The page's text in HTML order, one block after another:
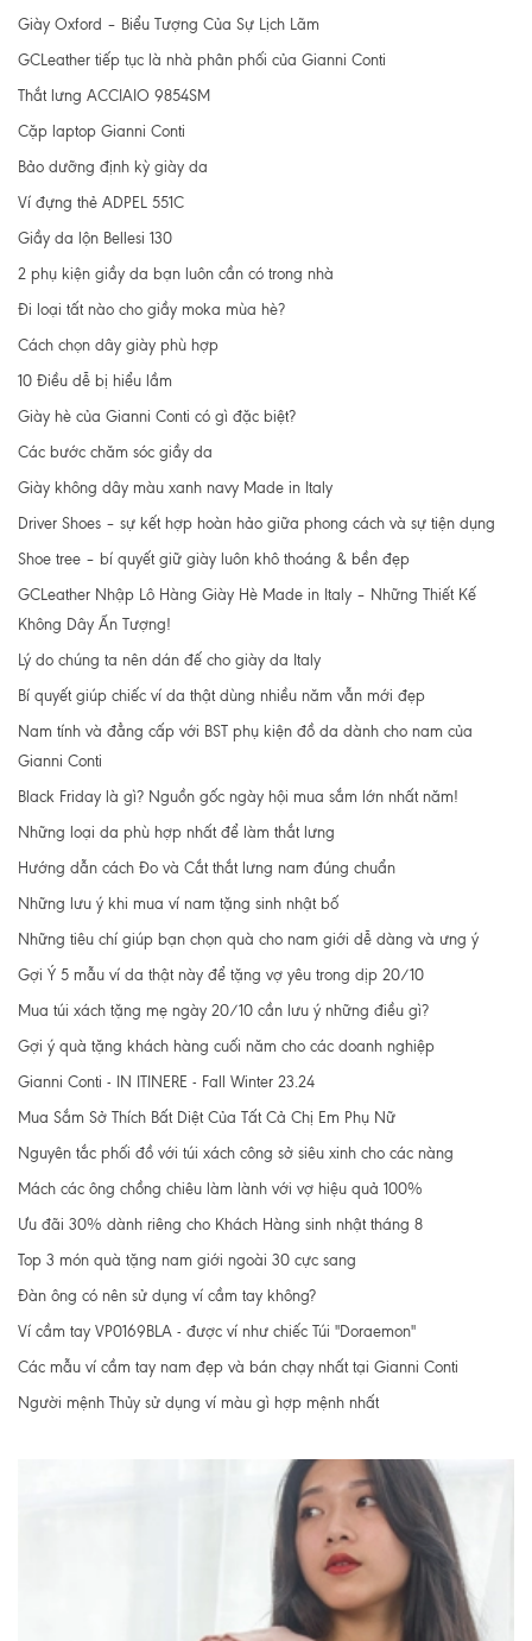
Giày Oxford – Biểu Tượng Của Sự Lịch Lãm
GCLeather tiếp tục là nhà phân phối của Gianni Conti
Thắt lưng ACCIAIO 9854SM
Cặp laptop Gianni Conti
Bảo dưỡng định kỳ giày da
Ví đựng thẻ ADPEL 551C
Giầy da lộn Bellesi 130
2 phụ kiện giầy da bạn luôn cần có trong nhà
Đi loại tất nào cho giầy moka mùa hè?
Cách chọn dây giày phù hợp
10 Điều dễ bị hiểu lầm
Giày hè của Gianni Conti có gì đặc biệt?
Các bước chăm sóc giầy da
Giày không dây màu xanh navy Made in Italy
Driver Shoes – sự kết hợp hoàn hảo giữa phong cách và sự tiện dụng
Shoe tree – bí quyết giữ giày luôn khô thoáng & bền đẹp
GCLeather Nhập Lô Hàng Giày Hè Made in Italy – Những Thiết Kế
Không Dây Ấn Tượng!
Lý do chúng ta nên dán đế cho giày da Italy
Bí quyết giúp chiếc ví da thật dùng nhiều năm vẫn mới đẹp
Nam tính và đẳng cấp với BST phụ kiện đồ da dành cho nam của
Gianni Conti
Black Friday là gì? Nguồn gốc ngày hội mua sắm lớn nhất năm!
Những loại da phù hợp nhất để làm thắt lưng
Hướng dẫn cách Đo và Cắt thắt lưng nam đúng chuẩn
Những lưu ý khi mua ví nam tặng sinh nhật bố
Những tiêu chí giúp bạn chọn quà cho nam giới dễ dàng và ưng ý
Gợi Ý 5 mẫu ví da thật này để tặng vợ yêu trong dịp 20/10
Mua túi xách tặng mẹ ngày 20/10 cần lưu ý những điều gì?
Gợi ý quà tặng khách hàng cuối năm cho các doanh nghiệp
Gianni Conti - IN ITINERE - Fall Winter 23.24
Mua Sắm Sở Thích Bất Diệt Của Tất Cả Chị Em Phụ Nữ
Nguyên tắc phối đồ với túi xách công sở siêu xinh cho các nàng
Mách các ông chồng chiêu làm lành với vợ hiệu quả 100%
Ưu đãi 30% dành riêng cho Khách Hàng sinh nhật tháng 8
Top 3 món quà tặng nam giới ngoài 30 cực sang
Đàn ông có nên sử dụng ví cầm tay không?
Ví cầm tay VP0169BLA - được ví như chiếc Túi "Doraemon"
Các mẫu ví cầm tay nam đẹp và bán chạy nhất tại Gianni Conti
Người mệnh Thủy sử dụng ví màu gì hợp mệnh nhất